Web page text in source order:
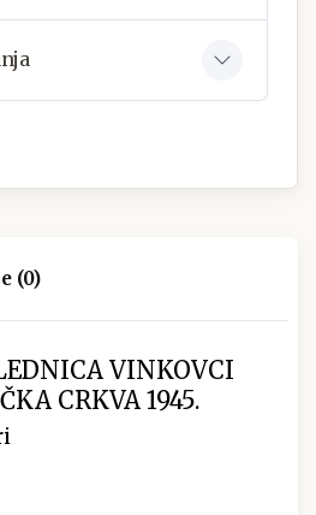
(0)
VINKOVCI
CRKVA 1945.